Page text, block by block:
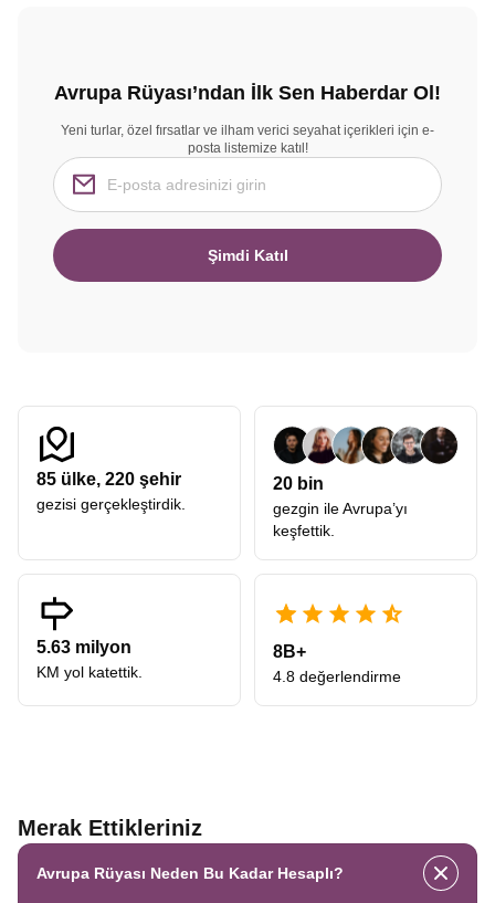
Avrupa Rüyası’ndan İlk Sen Haberdar Ol!
Yeni turlar, özel fırsatlar ve ilham verici seyahat içerikleri için e-
posta listemize katıl!
Şimdi Katıl
85 ülke, 220 şehir
gezisi gerçekleştirdik.
20 bin
gezgin ile Avrupa’yı
keşfettik.
5.63 milyon
KM yol katettik.
8B+
4.8 değerlendirme
Merak Ettikleriniz
Avrupa Rüyası Neden Bu Kadar Hesaplı?